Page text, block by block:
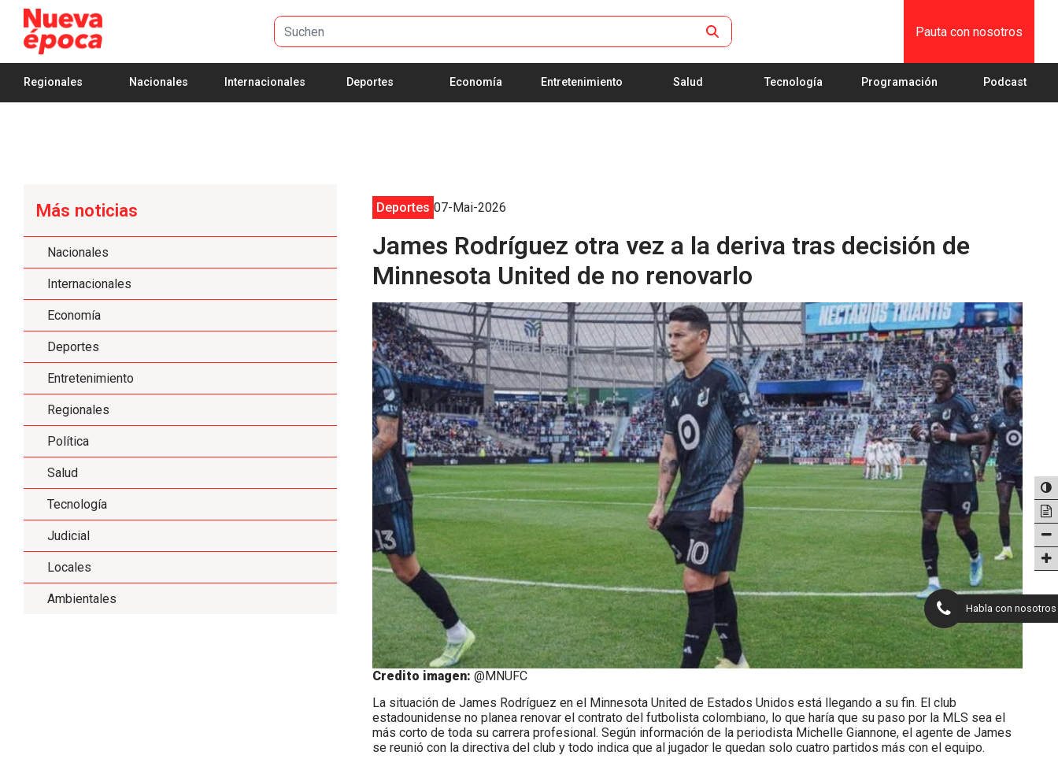
Zum Hauptinhalt springen
Pauta con nosotros
Regionales Nacionales Internacionales Deportes Economía Entretenimiento Salud Tecnología Programación Podcast
Más noticias
Nacionales
Internacionales
Economía
Deportes
Entretenimiento
Regionales
Política
Salud
Tecnología
Judicial
Locales
Ambientales
Deportes 07-Mai-2026
James Rodríguez otra vez a la deriva tras decisión de
Minnesota United de no renovarlo
Credito imagen: @MNUFC
La situación de James Rodríguez en el Minnesota United de Estados Unidos está llegando a su fin. El club
estadounidense no planea renovar el contrato del futbolista colombiano, lo que haría que su paso por la MLS sea el
más corto de toda su carrera profesional. Según información de la periodista Michelle Giannone, el agente de James
se reunió con la directiva del club y todo indica que al jugador le quedan solo cuatro partidos más con el equipo.
Habla con nosotros